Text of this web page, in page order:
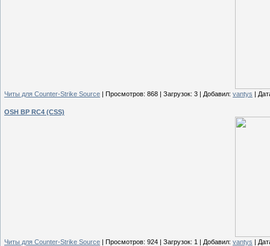
Читы для Counter-Strike Source | Просмотров: 868 | Загрузок: 3 | Добавил: vantys |
OSH BP RC4 (CSS)
Читы для Counter-Strike Source | Просмотров: 924 | Загрузок: 1 | Добавил: vantys |